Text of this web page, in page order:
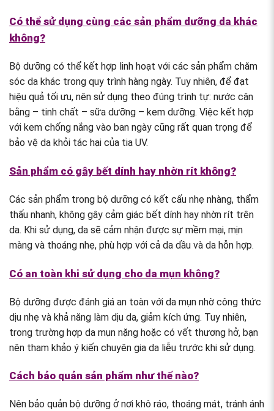
Có thể sử dụng cùng các sản phẩm dưỡng da khác
không?
Bộ dưỡng có thể kết hợp linh hoạt với các sản phẩm chăm
sóc da khác trong quy trình hàng ngày. Tuy nhiên, để đạt
hiệu quả tối ưu, nên sử dụng theo đúng trình tự: nước cân
bằng – tinh chất – sữa dưỡng – kem dưỡng. Việc kết hợp
với kem chống nắng vào ban ngày cũng rất quan trọng để
bảo vệ da khỏi tác hại của tia UV.
Sản phẩm có gây bết dính hay nhờn rít không?
Các sản phẩm trong bộ dưỡng có kết cấu nhẹ nhàng, thẩm
thấu nhanh, không gây cảm giác bết dính hay nhờn rít trên
da. Khi sử dụng, da sẽ cảm nhận được sự mềm mại, mịn
màng và thoáng nhẹ, phù hợp với cả da dầu và da hỗn hợp.
Có an toàn khi sử dụng cho da mụn không?
Bộ dưỡng được đánh giá an toàn với da mụn nhờ công thức
dịu nhẹ và khả năng làm dịu da, giảm kích ứng. Tuy nhiên,
trong trường hợp da mụn nặng hoặc có vết thương hở, bạn
nên tham khảo ý kiến chuyên gia da liễu trước khi sử dụng.
Cách bảo quản sản phẩm như thế nào?
Nên bảo quản bộ dưỡng ở nơi khô ráo, thoáng mát, tránh ánh